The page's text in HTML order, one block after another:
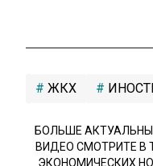
ЖКХ
БОЛЬШЕ
ВИДЕО СМОТРИТЕ В
ЭКОНОМИЧЕСКИХ